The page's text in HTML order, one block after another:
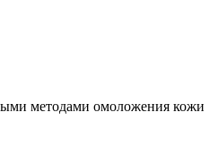
методами омоложения кожи